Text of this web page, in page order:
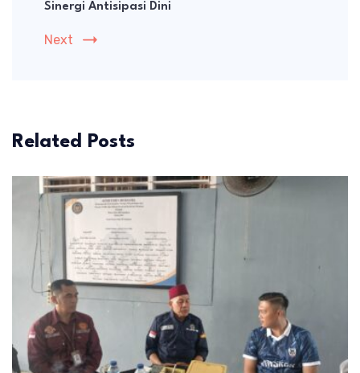
Sinergi Antisipasi Dini
Next
Related Posts